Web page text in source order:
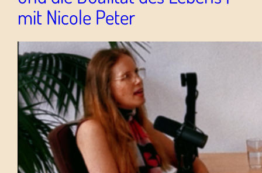
mit Nicole Peter